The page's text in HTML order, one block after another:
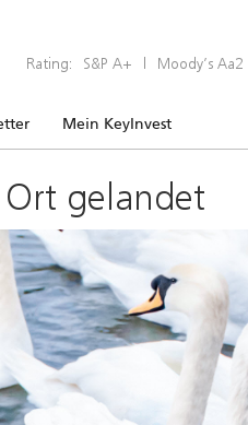
Rating: S&P A+ | Moody’s Aa2
Mein KeyInvest
gelandet